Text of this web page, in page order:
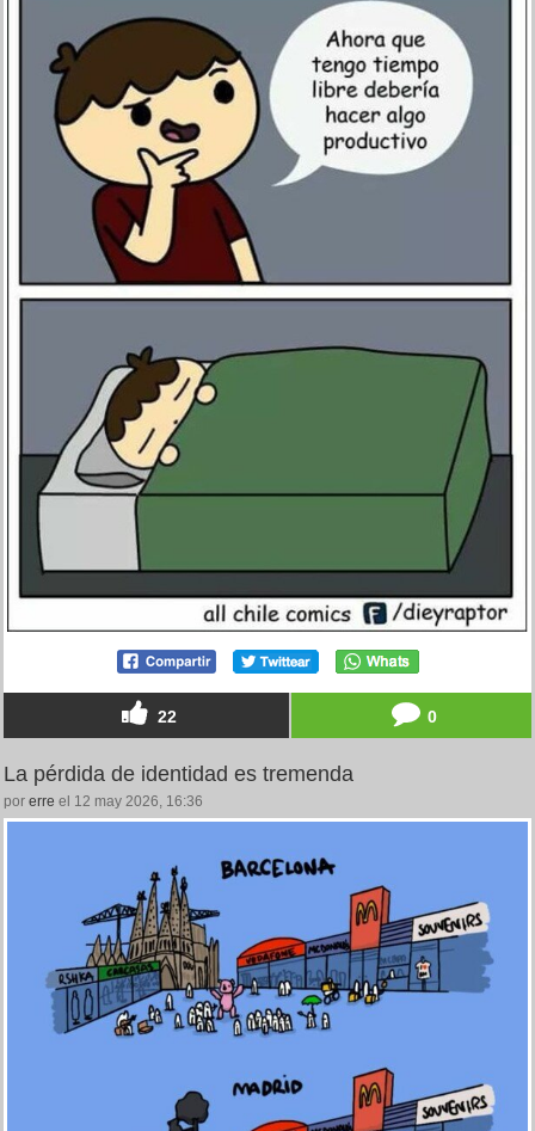
22 0
La pérdida de identidad es tremenda
por erre el 12 may 2026, 16:36